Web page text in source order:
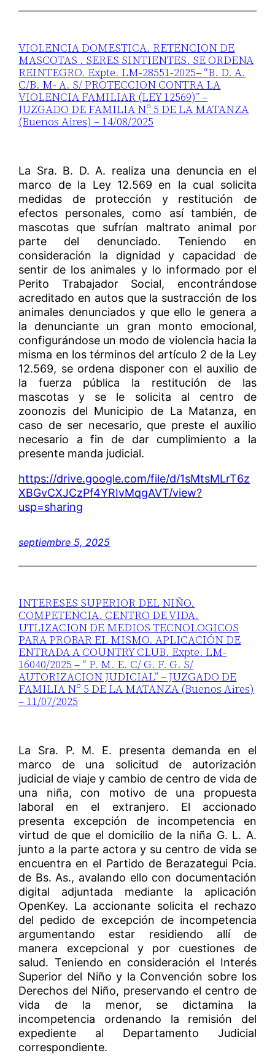
VIOLENCIA DOMESTICA. RETENCION DE
MASCOTAS . SERES SINTIENTES. SE ORDENA
REINTEGRO. Expte. LM-28551-2025– “B. D. A.
C/B. M- A. S/ PROTECCION CONTRA LA
VIOLENCIA FAMILIAR (LEY 12569)” –
JUZGADO DE FAMILIA Nº 5 DE LA MATANZA
(Buenos Aires) – 14/08/2025
La Sra. B. D. A. realiza una denuncia en el
marco de la Ley 12.569 en la cual solicita
medidas de protección y restitución de
efectos personales, como así también, de
mascotas que sufrían maltrato animal por
parte del denunciado. Teniendo en
consideración la dignidad y capacidad de
sentir de los animales y lo informado por el
Perito Trabajador Social, encontrándose
acreditado en autos que la sustracción de los
animales denunciados y que ello le genera a
la denunciante un gran monto emocional,
configurándose un modo de violencia hacia la
misma en los términos del artículo 2 de la Ley
12.569, se ordena disponer con el auxilio de
la fuerza pública la restitución de las
mascotas y se le solicita al centro de
zoonozis del Municipio de La Matanza, en
caso de ser necesario, que preste el auxilio
necesario a fin de dar cumplimiento a la
presente manda judicial.
https://drive.google.com/file/d/1sMtsMLrT6z
XBGvCXJCzPf4YRIvMqgAVT/view?
usp=sharing
septiembre 5, 2025
INTERESES SUPERIOR DEL NIÑO.
COMPETENCIA. CENTRO DE VIDA.
UTLIZACION DE MEDIOS TECNOLOGICOS
PARA PROBAR EL MISMO. APLICACIÓN DE
ENTRADA A COUNTRY CLUB. Expte. LM-
16040/2025 – “ P. M. E. C/ G. F. G. S/
AUTORIZACION JUDICIAL” – JUZGADO DE
FAMILIA Nº 5 DE LA MATANZA (Buenos Aires)
– 11/07/2025
La Sra. P. M. E. presenta demanda en el
marco de una solicitud de autorización
judicial de viaje y cambio de centro de vida de
una niña, con motivo de una propuesta
laboral en el extranjero. El accionado
presenta excepción de incompetencia en
virtud de que el domicilio de la niña G. L. A.
junto a la parte actora y su centro de vida se
encuentra en el Partido de Berazategui Pcia.
de Bs. As., avalando ello con documentación
digital adjuntada mediante la aplicación
OpenKey. La accionante solicita el rechazo
del pedido de excepción de incompetencia
argumentando estar residiendo allí de
manera excepcional y por cuestiones de
salud. Teniendo en consideración el Interés
Superior del Niño y la Convención sobre los
Derechos del Niño, preservando el centro de
vida de la menor, se dictamina la
incompetencia ordenando la remisión del
expediente al Departamento Judicial
correspondiente.